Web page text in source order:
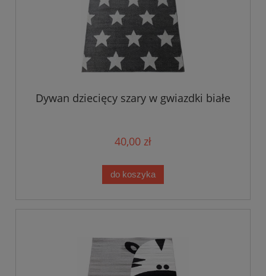
Dywan dziecięcy szary w gwiazdki białe
40,00 zł
do koszyka